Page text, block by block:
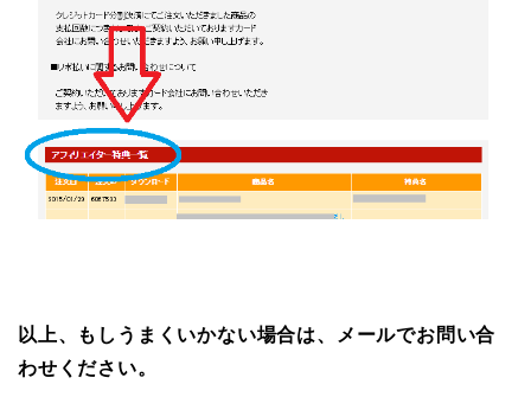
以上、もしうまくいかない場合は、メールでお問い合
わせください。